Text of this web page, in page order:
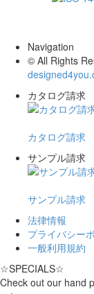
Navigation
© All Rights
カタログ請求
カタログ請求
サンプル請求
サンプル請求
法律情報
プライバシー
一般利用規約
☆SPECIALS☆
Check out our hand